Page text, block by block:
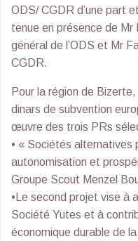
ODS/ CGDR d’une part
tenue en présence de Mr
général de l’ODS et Mr
CGDR.
Pour la région de
dinars de subvention
œuvre des trois PRs
• « Sociétés alternatives
autonomisation et
Groupe Scout Menzel
•Le second projet vise à
Société Yutes et à
économique durable de